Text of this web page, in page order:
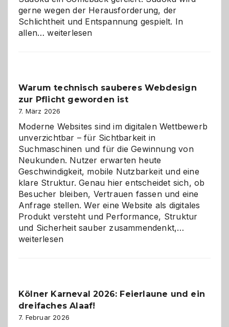
gerne wegen der Herausforderung, der
Schlichtheit und Entspannung gespielt. In
allen…Sudoku
den
Logikrätseln
weiterlesen
Warum technisch sauberes Webdesign
zur Pflicht geworden ist
7. März 2026
Moderne Websites sind im digitalen Wettbewerb
unverzichtbar – für Sichtbarkeit in
Suchmaschinen und für die Gewinnung von
Neukunden. Nutzer erwarten heute
Geschwindigkeit, mobile Nutzbarkeit und eine
klare Struktur. Genau hier entscheidet sich, ob
Besucher bleiben, Vertrauen fassen und eine
Anfrage stellen. Wer eine Website als digitales
Produkt versteht und Performance, Struktur
und Sicherheit sauber zusammendenkt,…
geworden
weiterlesen
Kölner Karneval 2026: Feierlaune und ein
dreifaches Alaaf!
7. Februar 2026